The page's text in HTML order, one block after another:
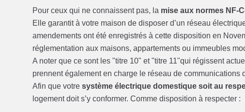
Pour ceux qui ne connaissent pas, la mise aux normes NF-
Elle garantit à votre maison de disposer d’un réseau
amendements ont été enregistrés à cette disposition en
réglementation aux maisons, appartements ou immeubles
A noter que ce sont les "titre 10" et "titre 11"qui régissent
prennent également en charge le réseau de communications
Afin que votresystème électrique domestique soit au
logement doit s’y conformer. Comme disposition à respecter :